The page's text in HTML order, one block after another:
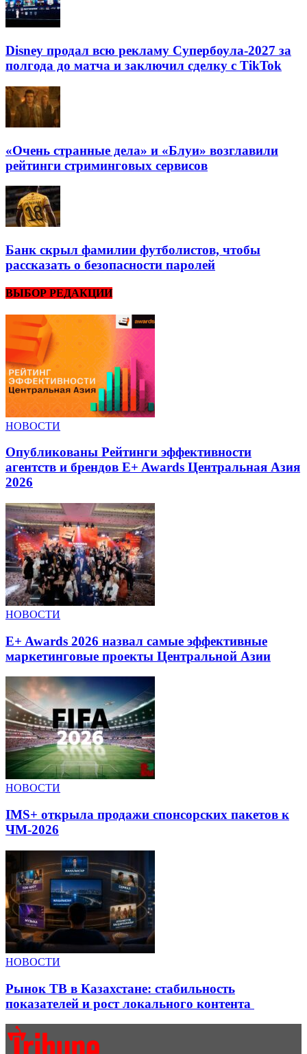
Disney продал всю рекламу Супербоула-2027 за
полгода до матча и заключил сделку с TikTok
«Очень странные дела» и «Блуи» возглавили
рейтинги стриминговых сервисов
Банк скрыл фамилии футболистов, чтобы
рассказать о безопасности паролей
ВЫБОР РЕДАКЦИИ
НОВОСТИ
Опубликованы Рейтинги эффективности
агентств и брендов E+ Awards Центральная Азия
2026
НОВОСТИ
E+ Awards 2026 назвал самые эффективные
маркетинговые проекты Центральной Азии
НОВОСТИ
IMS+ открыла продажи спонсорских пакетов к
ЧМ-2026
НОВОСТИ
Рынок ТВ в Казахстане: стабильность
показателей и рост локального контента